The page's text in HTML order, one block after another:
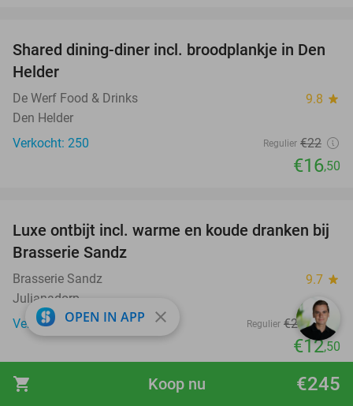
shopping_cart €245
Koop nu
25%
Shared dining-diner incl. broodplankje in Den
Helder
De Werf Food & Drinks 9.8 star
Den Helder
Verkocht: 250
Regulier €22
€16,50
39%
Luxe ontbijt incl. warme en koude dranken bij
Brasserie Sandz
Brasserie Sandz 9.7 star
Julianadorp
Verkocht: 97
Regulier €20,50
€12,50
OPEN IN APP close